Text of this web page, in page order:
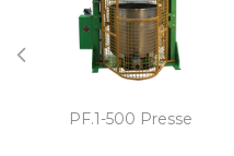
PF.1-500 Presse